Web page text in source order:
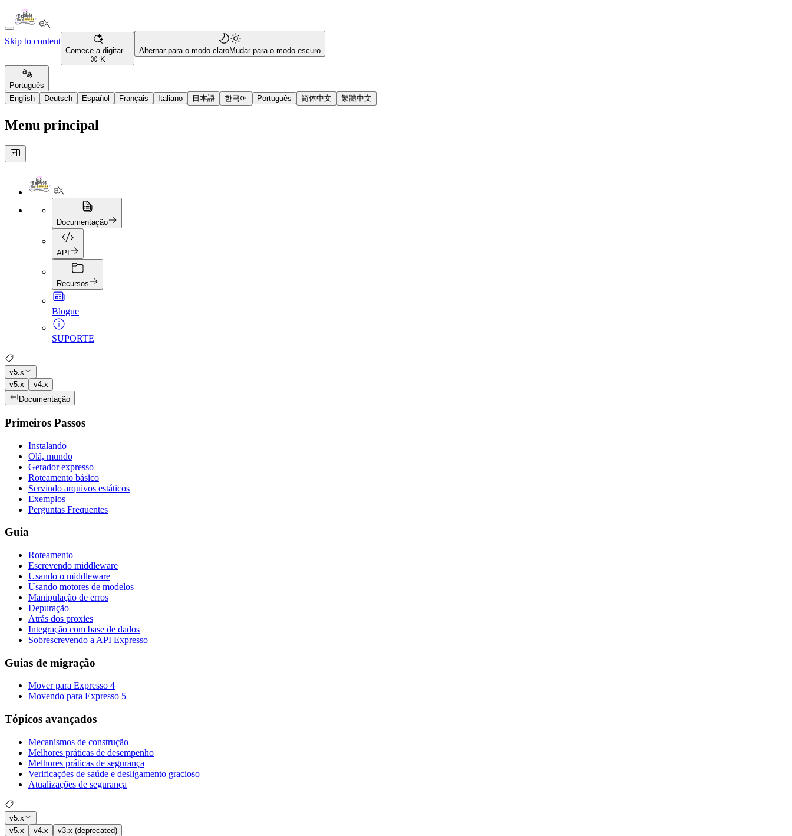
Skip to content
Comece a digitar...
⌘ K
Alternar para o modo claroMudar para o modo escuro
Português
English
Deutsch Español Français Italiano 日本語 한국어 Português 简体中文 繁體中文
Menu principal
Documentação
API
Recursos
Blogue
SUPORTE
v5.x
v5.x
v4.x
Documentação
Primeiros Passos
Instalando
Olá, mundo
Gerador expresso
Roteamento básico
Servindo arquivos estáticos
Exemplos
Perguntas Frequentes
Guia
Roteamento
Escrevendo middleware
Usando o middleware
Usando motores de modelos
Manipulação de erros
Depuração
Atrás dos proxies
Integração com base de dados
Sobrescrevendo a API Expresso
Guias de migração
Mover para Expresso 4
Movendo para Expresso 5
Tópicos avançados
Mecanismos de construção
Melhores práticas de desempenho
Melhores práticas de segurança
Verificações de saúde e desligamento gracioso
Atualizações de segurança
v5.x
v5.x
v4.x
v3.x (deprecated)